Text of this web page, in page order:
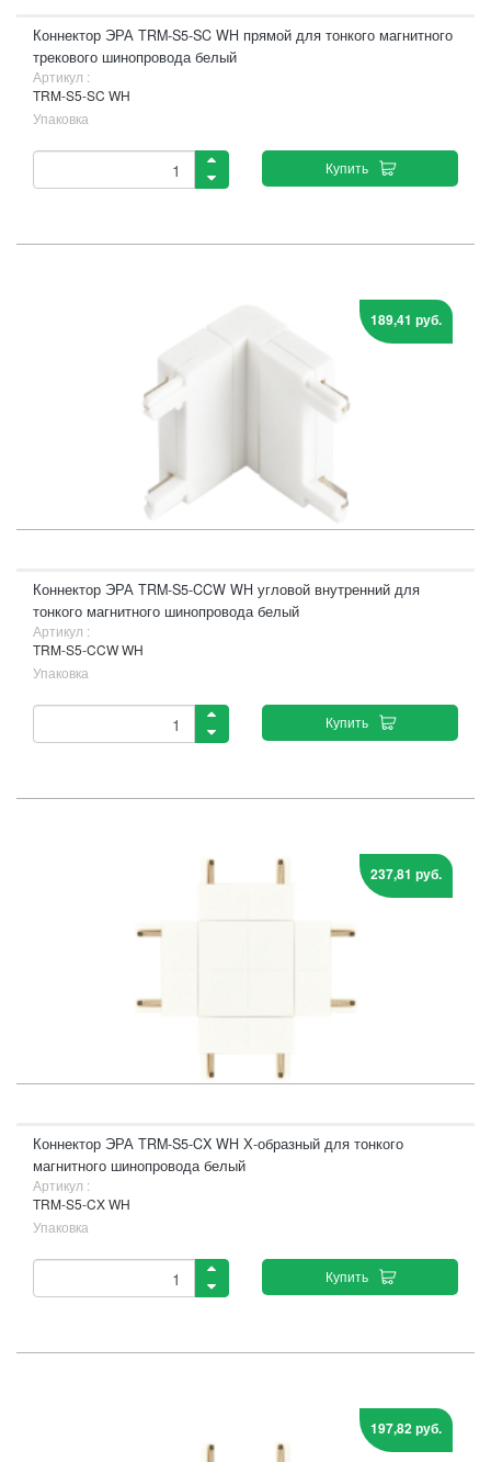
Коннектор ЭРА TRM-S5-SC WH прямой для тонкого магнитного
трекового шинопровода белый
Артикул :
TRM-S5-SC WH
Упаковка
Купить
189,41 руб.
Коннектор ЭРА TRM-S5-CCW WH угловой внутренний для
тонкого магнитного шинопровода белый
Артикул :
TRM-S5-CCW WH
Упаковка
Купить
237,81 руб.
Коннектор ЭРА TRM-S5-CX WH Х-образный для тонкого
магнитного шинопровода белый
Артикул :
TRM-S5-CX WH
Упаковка
Купить
197,82 руб.